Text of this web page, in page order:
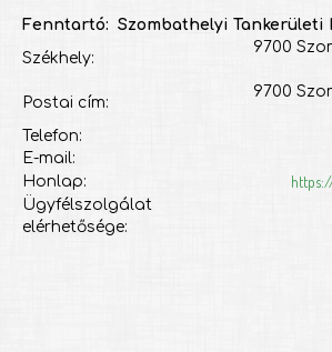
Fenntartó: Szombathelyi Tankerületi
Székhely:
9700
Postai cím:
9700
Telefon:
E-mail:
Honlap:
Ügyfélszolgálat
elérhetősége: